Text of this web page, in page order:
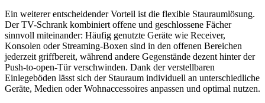
Ein weiterer entscheidender Vorteil ist die flexible Stauraumlösung.
Der TV-Schrank kombiniert offene und geschlossene Fächer
sinnvoll miteinander: Häufig genutzte Geräte wie Receiver,
Konsolen oder Streaming-Boxen sind in den offenen Bereichen
jederzeit griffbereit, während andere Gegenstände dezent hinter der
Push-to-open-Tür verschwinden. Dank der verstellbaren
Einlegeböden lässt sich der Stauraum individuell an unterschiedliche
Geräte, Medien oder Wohnaccessoires anpassen und optimal nutzen.